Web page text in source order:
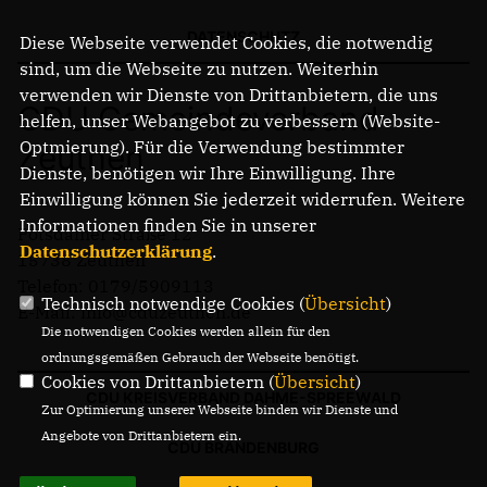
DATENSCHUTZ
CDU Gemeindeverband
Zeuthen
Potsdamer Straße 12
15738 Zeuthen
E-Mail: info@cduzeuthen.de
Diese Webseite verwendet Cookies, die notwendig
sind, um die Webseite zu nutzen. Weiterhin
verwenden wir Dienste von Drittanbietern, die uns
helfen, unser Webangebot zu verbessern (Website-
Optmierung). Für die Verwendung bestimmter
Dienste, benötigen wir Ihre Einwilligung. Ihre
Einwilligung können Sie jederzeit widerrufen. Weitere
Informationen finden Sie in unserer
Datenschutzerklärung.
Technisch notwendige Cookies (Übersicht)
Die notwendigen Cookies werden allein für den
ordnungsgemäßen Gebrauch der Webseite benötigt.
Cookies von Drittanbietern (Übersicht)
Zur Optimierung unserer Webseite binden wir Dienste und
Angebote von Drittanbietern ein.